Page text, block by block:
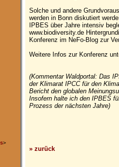
>
Solche und andere
werden in Bonn diskutiert
IPBES über Jahre intensiv
www.biodiversity.de
Konferenz im NeFo-Blog zur
Weitere Infos zur Konferenz
(Kommentar Waldportal: Das
der Klimarat IPCC für den
Bericht den globalen
Insofern halte ich den IPBES
Prozess der nächsten Jahre)
» zurück